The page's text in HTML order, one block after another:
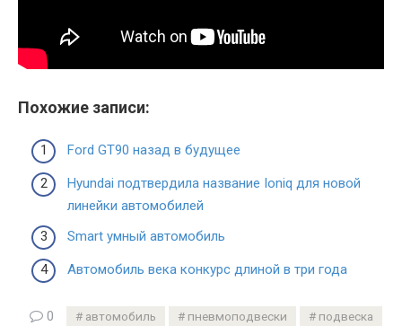
Похожие записи:
Ford GT90 назад в будущее
Hyundai подтвердила название Ioniq для новой
линейки автомобилей
Smart умный автомобиль
Автомобиль века конкурс длиной в три года
0 автомобиль пневмоподвески подвеска